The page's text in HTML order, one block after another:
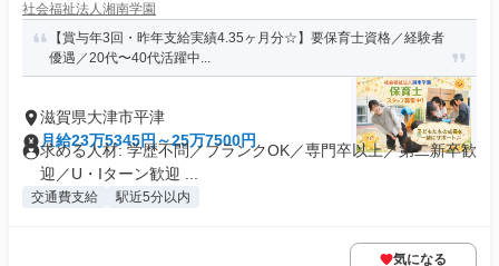
社会福祉法人湘南学園
【賞与年3回・昨年⽀給実績4.35ヶ⽉分☆】要保育士資格／経験者
優遇／20代〜40代活躍中...
滋賀県大津市平津
月給23万5345円～25万7500円
求める人材: 学歴不問／ブランクOK／専門卒以上／第二新卒歓
迎／U・Iターン歓迎 ...
交通費支給 駅近5分以内
気になる